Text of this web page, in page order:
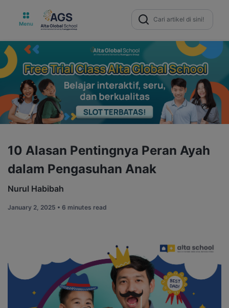
Search
for:
10 Alasan Pentingnya Peran Ayah
dalam Pengasuhan Anak
Nurul Habibah
January 2, 2025 • 6 minutes read